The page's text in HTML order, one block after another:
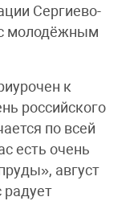
Сергиево-
с молодёжным
к
российского
по всей
есть очень
август
радует